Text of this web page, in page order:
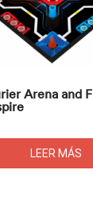
Arena and
LEER MÁS